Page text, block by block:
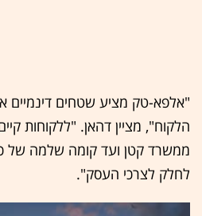
"אלפא-טק מציע שטחים דינמיים
הלקוח", מציין דהאן. "ללקוחות
לחלק לצרכי העסק".